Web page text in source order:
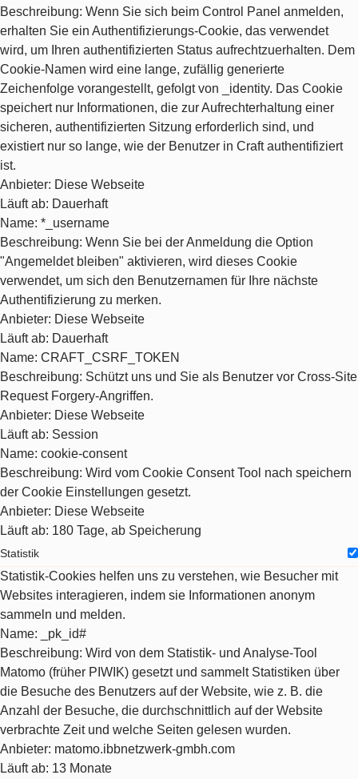
Beschreibung: Wenn Sie sich beim Control Panel anmelden,
erhalten Sie ein Authentifizierungs-Cookie, das verwendet
wird, um Ihren authentifizierten Status aufrechtzuerhalten. Dem
Cookie-Namen wird eine lange, zufällig generierte
Zeichenfolge vorangestellt, gefolgt von _identity. Das Cookie
speichert nur Informationen, die zur Aufrechterhaltung einer
sicheren, authentifizierten Sitzung erforderlich sind, und
existiert nur so lange, wie der Benutzer in Craft authentifiziert
ist.
Anbieter: Diese Webseite
Läuft ab: Dauerhaft
Name: *_username
Beschreibung: Wenn Sie bei der Anmeldung die Option
"Angemeldet bleiben" aktivieren, wird dieses Cookie
verwendet, um sich den Benutzernamen für Ihre nächste
Authentifizierung zu merken.
Anbieter: Diese Webseite
Läuft ab: Dauerhaft
Name: CRAFT_CSRF_TOKEN
Beschreibung: Schützt uns und Sie als Benutzer vor Cross-Site
Request Forgery-Angriffen.
Anbieter: Diese Webseite
Läuft ab: Session
Name: cookie-consent
Beschreibung: Wird vom Cookie Consent Tool nach speichern
der Cookie Einstellungen gesetzt.
Anbieter: Diese Webseite
Läuft ab: 180 Tage, ab Speicherung
Statistik
Statistik-Cookies helfen uns zu verstehen, wie Besucher mit
Websites interagieren, indem sie Informationen anonym
sammeln und melden.
Name: _pk_id#
Beschreibung: Wird von dem Statistik- und Analyse-Tool
Matomo (früher PIWIK) gesetzt und sammelt Statistiken über
die Besuche des Benutzers auf der Website, wie z. B. die
Anzahl der Besuche, die durchschnittlich auf der Website
verbrachte Zeit und welche Seiten gelesen wurden.
Anbieter: matomo.ibbnetzwerk-gmbh.com
Läuft ab: 13 Monate